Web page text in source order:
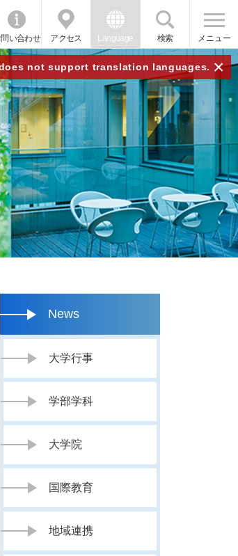
問い合わせ アクセス Language 検索 メニュー
not support translation languages. ×
News
大学行事
学部学科
大学院
国際教育
地域連携